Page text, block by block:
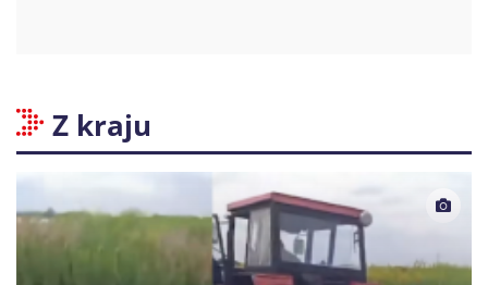
Z kraju